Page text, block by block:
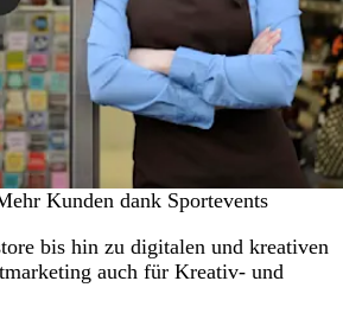
Kunden dank Sportevents
bis hin zu digitalen und kreativen
auch für Kreativ- und